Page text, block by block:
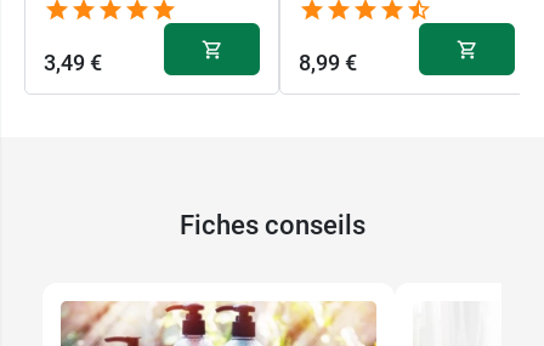
3,49 € 8,99 €
Fiches conseils